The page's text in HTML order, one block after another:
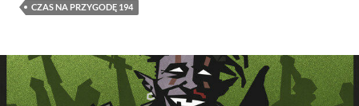
CZAS NA PRZYGODĘ 194